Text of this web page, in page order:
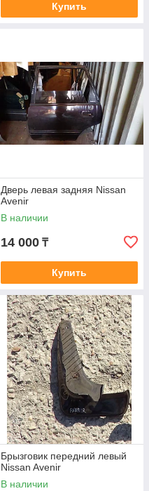
Купить
Дверь левая задняя Nissan
Avenir
В наличии
14 000 ₸
Купить
Брызговик передний левый
Nissan Avenir
В наличии